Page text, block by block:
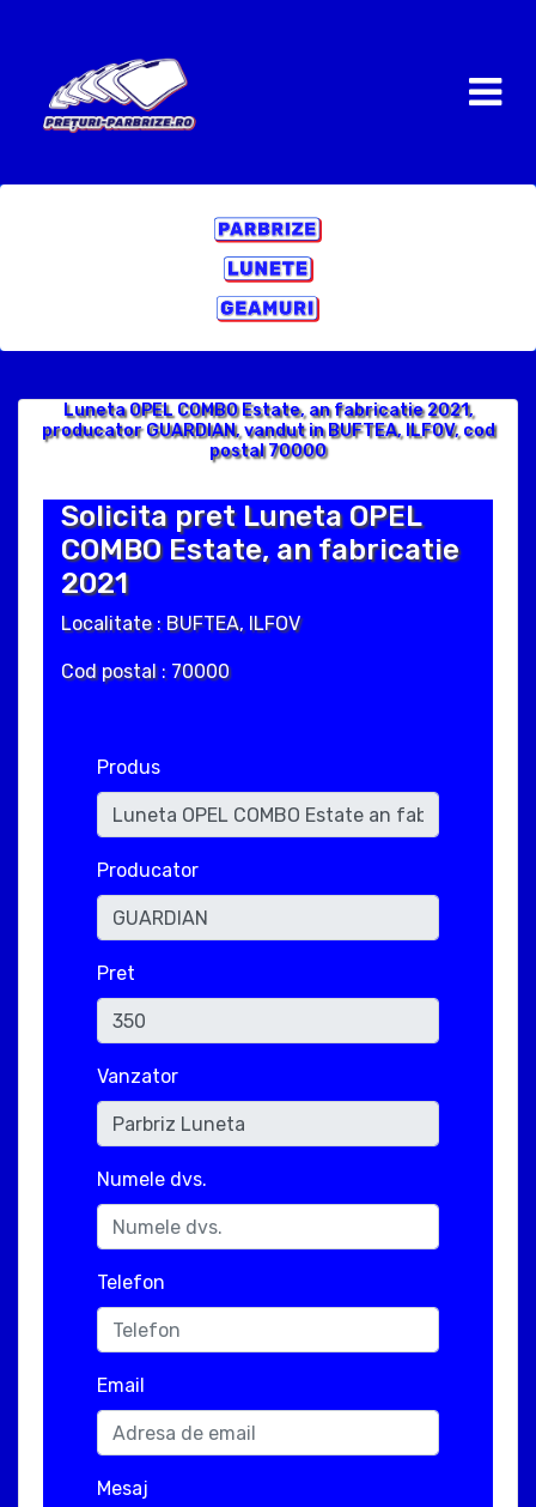
Luneta OPEL COMBO Estate, an fabricatie 2021,
producator GUARDIAN, vandut in BUFTEA, ILFOV, cod
postal 70000
Solicita pret Luneta OPEL
COMBO Estate, an fabricatie
2021
Localitate : BUFTEA, ILFOV
Cod postal : 70000
Produs
Producator
Pret
Vanzator
Numele dvs.
Telefon
Email
Mesaj